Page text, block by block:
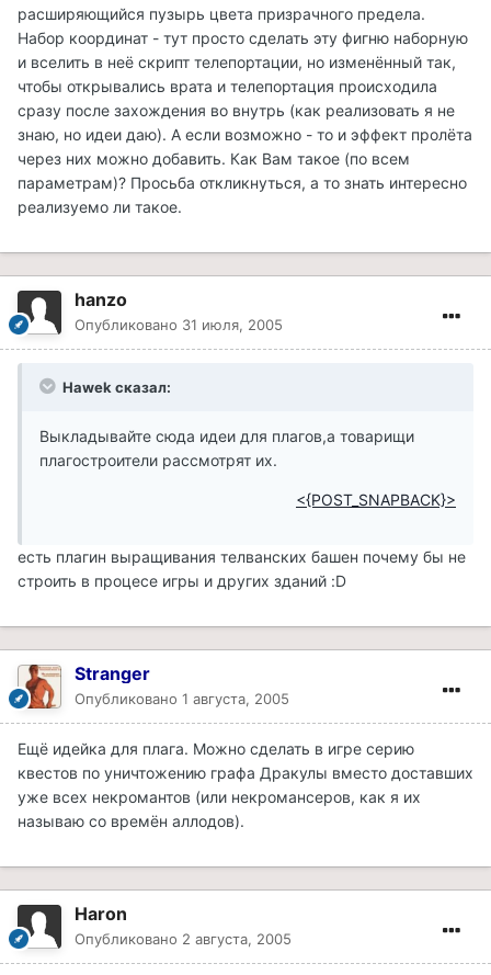
расширяющийся пузырь цвета призрачного предела.
Набор координат - тут просто сделать эту фигню наборную
и вселить в неё скрипт телепортации, но изменённый так,
чтобы открывались врата и телепортация происходила
сразу после захождения во внутрь (как реализовать я не
знаю, но идеи даю). А если возможно - то и эффект пролёта
через них можно добавить. Как Вам такое (по всем
параметрам)? Просьба откликнуться, а то знать интересно
реализуемо ли такое.
hanzo
Опубликовано 31 июля, 2005
Hawek сказал:
Выкладывайте сюда идеи для плагов,а товарищи
плагостроители рассмотрят их.
<{POST_SNAPBACK}>
есть плагин выращивания телванских башен почему бы не
строить в процесе игры и других зданий :D
Stranger
Опубликовано 1 августа, 2005
Ещё идейка для плага. Можно сделать в игре серию
квестов по уничтожению графа Дракулы вместо доставших
уже всех некромантов (или некромансеров, как я их
называю со времён аллодов).
Haron
Опубликовано 2 августа, 2005